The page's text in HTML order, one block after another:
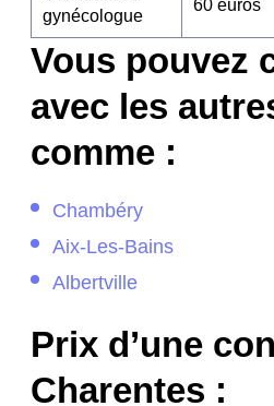
gynécologue
60 euros
Vous pouvez
avec les
comme :
Chambéry
Aix-Les-Bains
Albertville
Prix d’une
Charentes :